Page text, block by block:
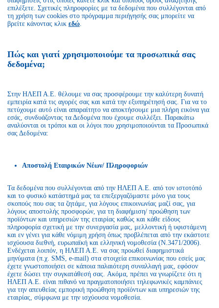
επιλέξετε. Σχετικές πληροφορίες με τα δεδομένα που συλλέγονται από
τη χρήση των cookies στο πρόγραμμα περιήγησής σας μπορείτε να
βρείτε κάνοντας κλικ εδώ.
Πώς και γιατί χρησιμοποιούμε τα προσωπικά σας
δεδομένα;
Στην ΗΛΕΠ Α.Ε. θέλουμε να σας προσφέρουμε την καλύτερη δυνατή
εμπειρία κατά τις αγορές σας και κατά την εξυπηρέτησή σας. Για να το
πετύχουμε αυτό είναι απαραίτητο να αποκτήσουμε μια πλήρη εικόνα για
εσάς, συνδυάζοντας τα Δεδομένα που έχουμε συλλέξει. Παρακάτω
αναλύονται οι τρόποι και οι λόγοι που χρησιμοποιούνται τα Προσωπικά
σας Δεδομένα:
Αποστολή Εταιρικών Νέων/ Πληροφοριών
Τα δεδομένα που συλλέγονται από την ΗΛΕΠ Α.Ε. από τον ιστοτόπό
και το φυσικό κατάστημά μας τα επεξεργαζόμαστε μόνο για τους
σκοπούς που σας τα ζητάμε, για λόγους επικοινωνίας μαζί σας, για
λόγους αποστολής προσφορών, για τη διαφήμιση/ προώθηση των
προϊόντων και υπηρεσιών της εταιρίας καθώς και κάθε είδους
πληροφορία σχετική με την συνεργασία μας, μελλοντική ή υφιστάμενη
και εν γένει για κάθε νόμιμη χρήση όπως προβλέπεται από την εκάστοτε
ισχύουσα διεθνή, ευρωπαϊκή και ελληνική νομοθεσία (Ν.3471/2006).
Ενδέχεται λοιπόν, η ΗΛΕΠ Α.Ε. να σας προωθεί διαφημιστικά
μηνύματα (π.χ. SMS, e-mail) στα στοιχεία επικοινωνίας που εσείς μας
έχετε γνωστοποιήσει σε κάποια παλαιότερη συναλλαγή μας, εφόσον
έχετε δώσει την συγκατάθεσή σας. Ακόμα, πρέπει να γνωρίζετε ότι η
ΗΛΕΠ Α.Ε. είναι πιθανό να πραγματοποιήσει τηλεφωνικές καμπάνιες
για την απευθείας εμπορική προώθηση προϊόντων και υπηρεσιών της
εταιρίας, σύμφωνα με την ισχύουσα νομοθεσία.